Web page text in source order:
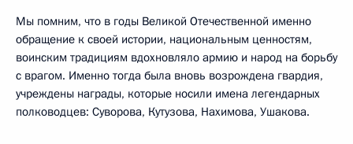
Мы помним, что в годы Великой Отечественной именно
обращение к своей истории, национальным ценностям,
воинским традициям вдохновляло армию и народ на борьбу
с врагом. Именно тогда была вновь возрождена гвардия,
учреждены награды, которые носили имена легендарных
полководцев: Суворова, Кутузова, Нахимова, Ушакова.